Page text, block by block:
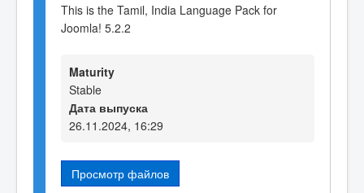
This is the Tamil, India Language Pack for
Joomla! 5.2.2
Maturity
Stable
Дата выпуска
26.11.2024, 16:29
Просмотр файлов